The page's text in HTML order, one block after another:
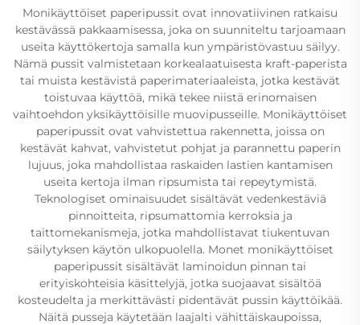
Monikäyttöiset paperipussit ovat innovatiivinen ratkaisu
kestävässä pakkaamisessa, joka on suunniteltu tarjoamaan
useita käyttökertoja samalla kun ympäristövastuu säilyy.
Nämä pussit valmistetaan korkealaatuisesta kraft-paperista
tai muista kestävistä paperimateriaaleista, jotka kestävät
toistuvaa käyttöä, mikä tekee niistä erinomaisen
vaihtoehdon yksikäyttöisille muovipusseille. Monikäyttöiset
paperipussit ovat vahvistettua rakennetta, joissa on
kestävät kahvat, vahvistetut pohjat ja parannettu paperin
lujuus, joka mahdollistaa raskaiden lastien kantamisen
useita kertoja ilman ripsumista tai repeytymistä.
Teknologiset ominaisuudet sisältävät vedenkestäviä
pinnoitteita, ripsumattomia kerroksia ja
taittomekanismeja, jotka mahdollistavat tiukentuvan
säilytyksen käytön ulkopuolella. Monet monikäyttöiset
paperipussit sisältävät laminoidun pinnan tai
erityiskohteisia käsittelyjä, jotka suojaavat sisältöä
kosteudelta ja merkittävästi pidentävät pussin käyttöikää.
Näitä pusseja käytetään laajalti vähittäiskaupoissa,